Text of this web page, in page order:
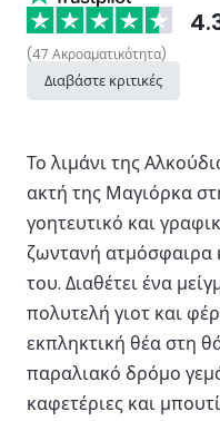
(47 Ακροαματικότητα)
Διαβάστε κριτικές
Το λιμάνι της
ακτή της Μαγιόρκα
γοητευτικό και
ζωντανή ατμόσφαιρα
του. Διαθέτει ένα
πολυτελή γιοτ και
εκπληκτική θέα στη
παραλιακό δρόμο
καφετέριες και